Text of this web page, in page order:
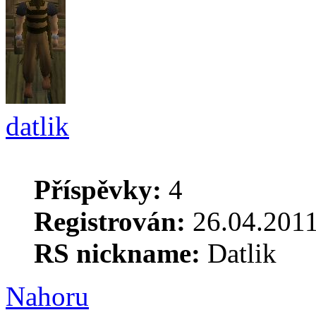
datlik
Příspěvky: 4
Registrován:
RS nickname: Datlik
Nahoru